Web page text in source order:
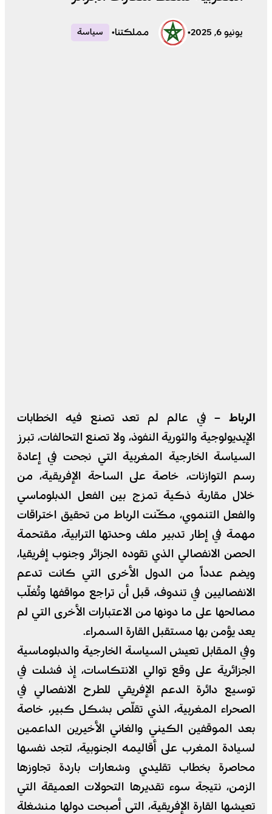
يونيو 6, 2025 • مملكتنا• سياسة
الرباط –في عالم لم تعد تصنع فيه الخطابات
الإيديولوجية والثورية النفوذ، ولا تصنع التحالفات، تبرز
السياسة الخارجية المغربية التي نجحت في إعادة
رسم التوازنات، خاصة على الساحة الإفريقية، من
خلال مقاربة ذكية تمزج بين الفعل الدبلوماسي
والفعل التنموي، مكّنت الرباط من تحقيق اختراقات
مهمة في إطار تدبير ملف وحدتها الترابية، مقتحمة
الحصن الانفصالي الذي تقوده الجزائر وجنوب إفريقيا،
ويضم عدداً من الدول الأخرى التي كانت تدعم
الانفصاليين في تندوف، قبل أن تراجع مواقفها وتُغلّب
مصالحها على ما دونها من الاعتبارات الأخرى التي لم
يعد يؤمن بها مستقبل القارة السمراء.
وفي المقابل تعيش السياسة الخارجية والدبلوماسية
الجزائرية على وقع توالي الانتكاسات، إذ فشلت في
توسيع دائرة الدعم الإفريقي للطرح الانفصالي في
الصحراء المغربية، الذي تقلّص بشكل كبير، خاصة
بعد الموقفين الكيني والغاني الأخيرين الداعمين
لسيادة المغرب على أقاليمه الجنوبية، لتجد نفسها
محاصرة بخطاب تقليدي وشعارات باردة تجاوزها
الزمن، نتيجة سوء تقديرها التحولات العميقة التي
تعيشها القارة الإفريقية، التي أصبحت دولها منشغلة